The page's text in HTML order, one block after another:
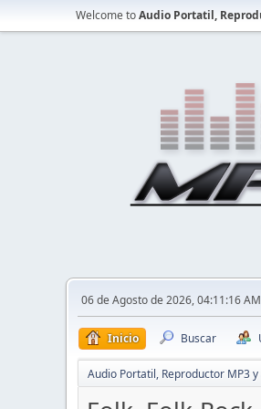
Welcome toAudio Portatil,
06 de Agosto de 2026, 04:11:16 AM
Inicio Buscar
Audio Portatil, Reproductor MP3